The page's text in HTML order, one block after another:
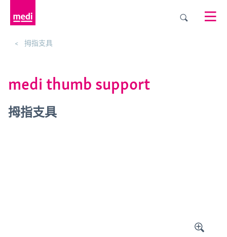
拇指支具
medi thumb support
拇指支具